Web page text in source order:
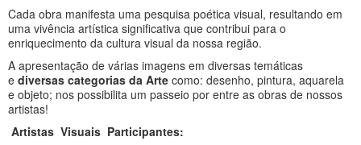
Cada obra manifesta uma pesquisa poética visual, resultando em
uma vivência artística significativa que contribui para o
enriquecimento da cultura visual da nossa região.
A apresentação de várias imagens em diversas temáticas
e diversas categorias da Arte como: desenho, pintura, aquarela
e objeto; nos possibilita um passeio por entre as obras de nossos
artistas!
Artistas Visuais Participantes: